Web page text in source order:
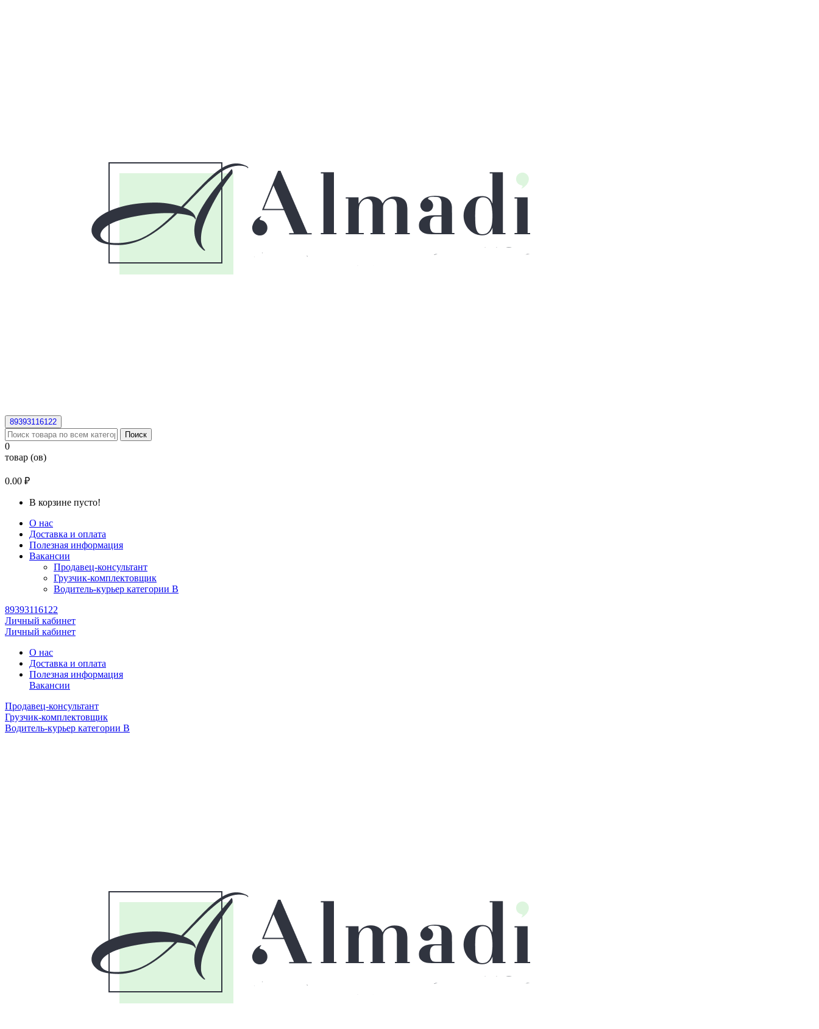
89393116122
Поиск
0
товар (ов)
0.00 ₽
В корзине пусто!
О нас
Доставка и оплата
Полезная информация
Вакансии
Продавец-консультант
Грузчик-комплектовщик
Водитель-курьер категории B
89393116122
Личный кабинет
Личный кабинет
О нас
Доставка и оплата
Полезная информация
Вакансии
Продавец-консультант
Грузчик-комплектовщик
Водитель-курьер категории B